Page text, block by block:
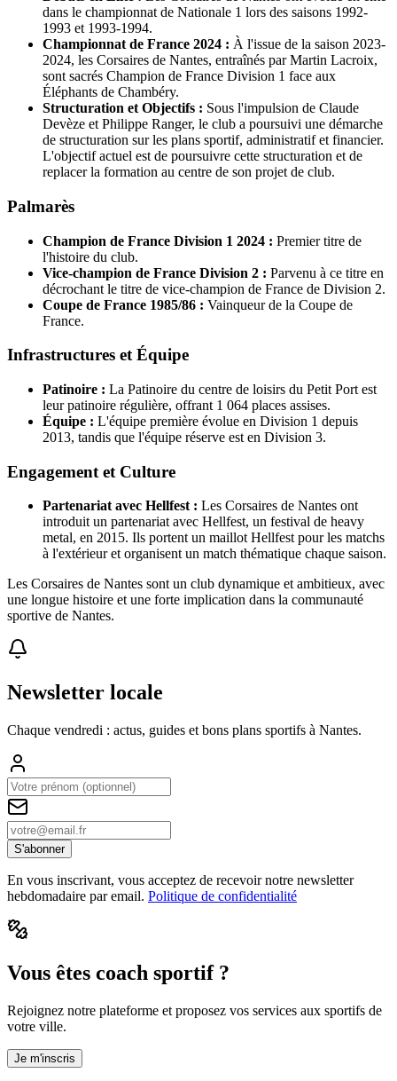
dans le championnat de Nationale 1 lors des saisons 1992-
1993 et 1993-1994.
Championnat de France 2024 : À l'issue de la saison 2023-
2024, les Corsaires de Nantes, entraînés par Martin Lacroix,
sont sacrés Champion de France Division 1 face aux
Éléphants de Chambéry.
Structuration et Objectifs : Sous l'impulsion de Claude
Devèze et Philippe Ranger, le club a poursuivi une démarche
de structuration sur les plans sportif, administratif et financier.
L'objectif actuel est de poursuivre cette structuration et de
replacer la formation au centre de son projet de club.
Palmarès
Champion de France Division 1 2024 : Premier titre de
l'histoire du club.
Vice-champion de France Division 2 : Parvenu à ce titre en
décrochant le titre de vice-champion de France de Division 2.
Coupe de France 1985/86 : Vainqueur de la Coupe de
France.
Infrastructures et Équipe
Patinoire : La Patinoire du centre de loisirs du Petit Port est
leur patinoire régulière, offrant 1 064 places assises.
Équipe : L'équipe première évolue en Division 1 depuis
2013, tandis que l'équipe réserve est en Division 3.
Engagement et Culture
Partenariat avec Hellfest : Les Corsaires de Nantes ont
introduit un partenariat avec Hellfest, un festival de heavy
metal, en 2015. Ils portent un maillot Hellfest pour les matchs
à l'extérieur et organisent un match thématique chaque saison.
Les Corsaires de Nantes sont un club dynamique et ambitieux, avec
une longue histoire et une forte implication dans la communauté
sportive de Nantes.
Newsletter locale
Chaque vendredi : actus, guides et bons plans sportifs à Nantes.
S'abonner
En vous inscrivant, vous acceptez de recevoir notre newsletter
hebdomadaire par email. Politique de confidentialité
Vous êtes coach sportif ?
Rejoignez notre plateforme et proposez vos services aux sportifs de
votre ville.
Je m'inscris